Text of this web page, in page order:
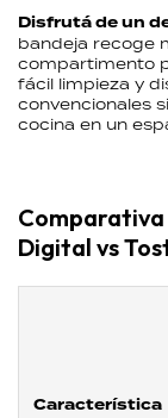
Disfrutá de un
bandeja recoge
compartimento
fácil limpieza y
convencionales
cocina en un
Digital vs
Característica